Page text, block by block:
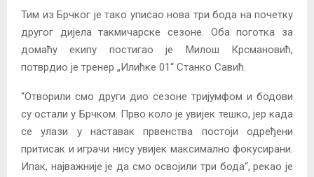
Тим из Брчког је тако уписао нова три бода на почетку
другог дијела такмичарске сезоне. Оба поготка за
домаћу екипу постигао је Милош Крсмановић,
потврдио је тренер „Илићке 01“ Станко Савић.
“Oтворили смо други дио сезоне тријумфом и бодови
су остали у Брчком. Прво коло је увијек тешко, јер када
се улази у наставак првенства постоји одређени
притисак и играчи нису увијек максимално фокусирани.
Ипак, најважније је да смо освојили три бода“, рекао је